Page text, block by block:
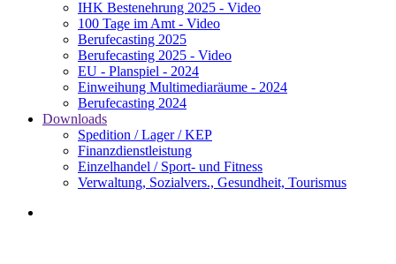
IHK Bestenehrung 2025 - Video
100 Tage im Amt - Video
Berufecasting 2025
Berufecasting 2025 - Video
EU - Planspiel - 2024
Einweihung Multimediaräume - 2024
Berufecasting 2024
Downloads
Spedition / Lager / KEP
Finanzdienstleistung
Einzelhandel / Sport- und Fitness
Verwaltung, Sozialvers., Gesundheit, Tourismus